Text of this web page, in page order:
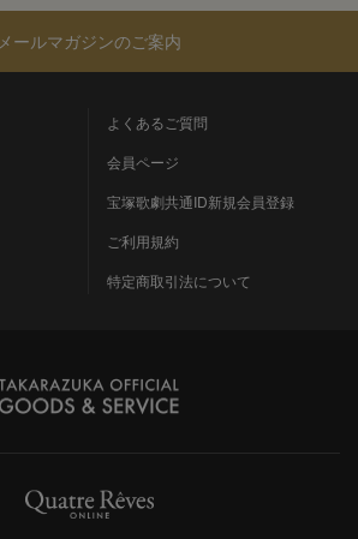
メールマガジンのご案内
よくあるご質問
会員ページ
宝塚歌劇共通ID新規会員登録
ご利用規約
特定商取引法について